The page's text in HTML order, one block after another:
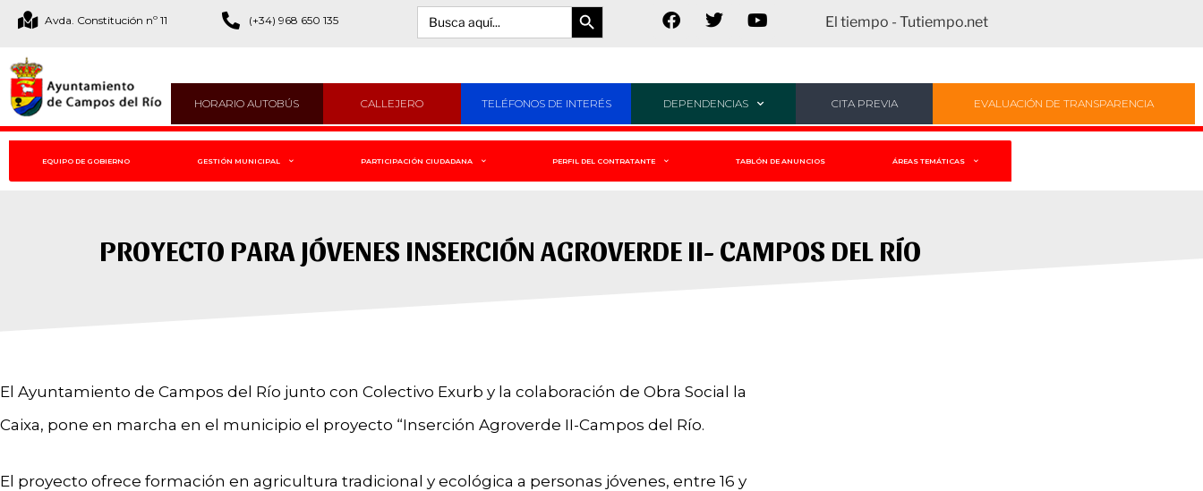
Avda. Constitución nº 11 (+34) 968 650 135 Buscar:
Botón de búsqueda
El tiempo - Tutiempo.net
HORARIO AUTOBÚS CALLEJERO TELÉFONOS DE INTERÉS DEPENDENCIAS CITA PREVIA EVALUACIÓN DE TRANSPARENCIA
EQUIPO DE GOBIERNO GESTIÓN MUNICIPAL PARTICIPACIÓN CIUDADANA PERFIL DEL CONTRATANTE TABLÓN DE ANUNCIOS ÁREAS TEMÁTICAS
PROYECTO PARA JÓVENES INSERCIÓN AGROVERDE II- CAMPOS DEL RÍO
El Ayuntamiento de Campos del Río junto con Colectivo Exurb y la colaboración de Obra Social la
Caixa, pone en marcha en el municipio el proyecto “Inserción Agroverde II-Campos del Río.
El proyecto ofrece formación en agricultura tradicional y ecológica a personas jóvenes, entre 16 y